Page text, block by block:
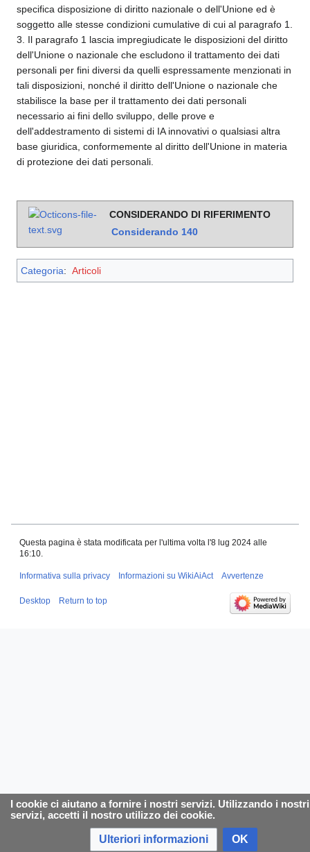
specifica disposizione di diritto nazionale o dell'Unione ed è
soggetto alle stesse condizioni cumulative di cui al paragrafo 1.
3. Il paragrafo 1 lascia impregiudicate le disposizioni del diritto
dell'Unione o nazionale che escludono il trattamento dei dati
personali per fini diversi da quelli espressamente menzionati in
tali disposizioni, nonché il diritto dell'Unione o nazionale che
stabilisce la base per il trattamento dei dati personali
necessario ai fini dello sviluppo, delle prove e
dell'addestramento di sistemi di IA innovativi o qualsiasi altra
base giuridica, conformemente al diritto dell'Unione in materia
di protezione dei dati personali.
CONSIDERANDO DI RIFERIMENTO
Considerando 140
Categoria: Articoli
I cookie ci aiutano a fornire i nostri servizi. Utilizzando i nostri
servizi, accetti il nostro utilizzo dei cookie.
Ulteriori informazioni OK
Questa pagina è stata modificata per l'ultima volta l'8 lug 2024 alle
16:10.
Informativa sulla privacy Informazioni su WikiAiAct Avvertenze
Desktop Return to top